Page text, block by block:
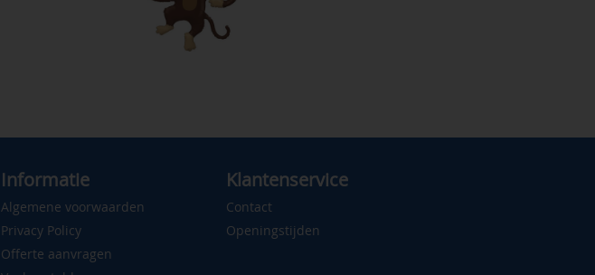
Informatie
Algemene voorwaarden
Privacy Policy
Offerte aanvragen
Klantenservice
Contact
Openingstijden